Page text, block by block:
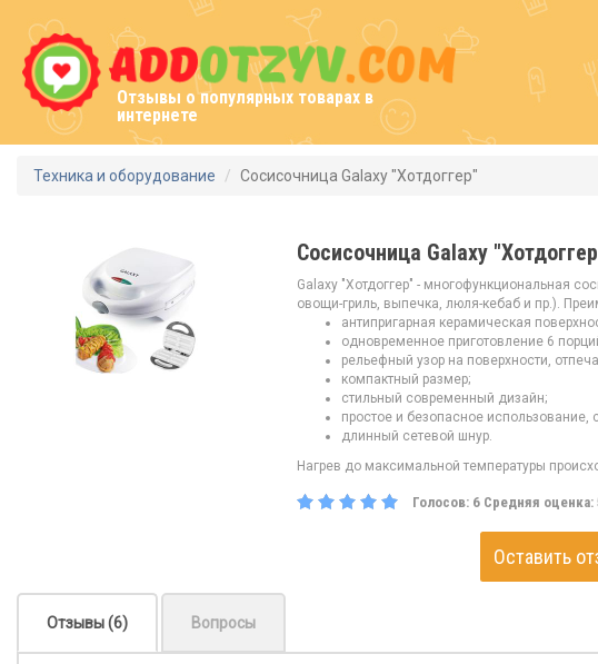
Отзывы о популярных товарах в
интернете
Техника и оборудование Сосисочница Galaxy "Хотдоггер"
Сосисочница Galaxy
Galaxy "Хотдоггер" - многофункциональная
овощи-гриль, выпечка, люля-кебаб и пр.).
антипригарная керамическая
одновременное приготовление 6
рельефный узор на поверхности,
компактный размер;
стильный современный дизайн;
простое и безопасное использование,
длинный сетевой шнур.
Нагрев до максимальной температуры
Голосов: 6 Средняя оценка:
Оставить
Отзывы (6) Вопросы